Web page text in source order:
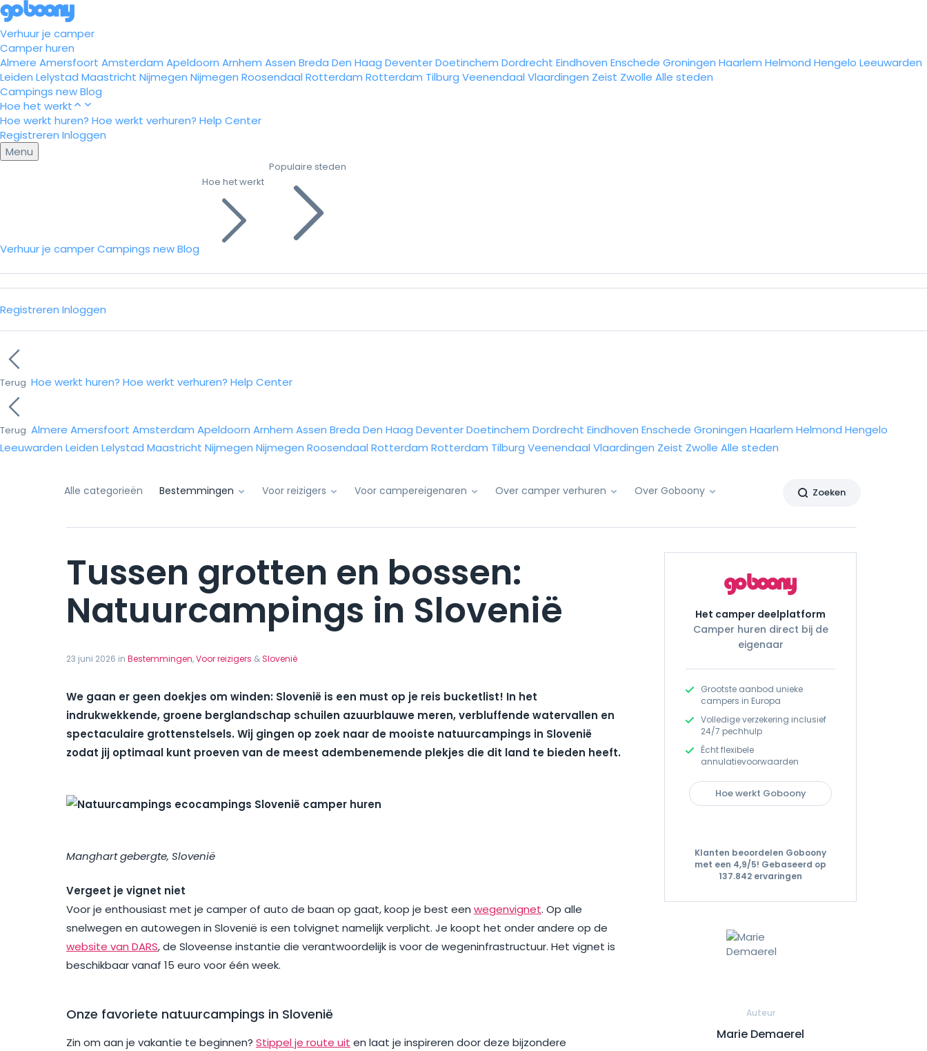
Verhuur je camper
Camper huren
Almere Amersfoort Amsterdam Apeldoorn Arnhem Assen Breda Den Haag DeventerDoetinchem Dordrecht Eindhoven Enschede Groningen Haarlem Helmond Hengelo Leeuwarden
Leiden Lelystad Maastricht Nijmegen Nijmegen Roosendaal Rotterdam Rotterdam Tilburg Veenendaal Vlaardingen Zeist Zwolle Alle steden
Campings newBlog
Hoe het werkt
Hoe werkt huren? Hoe werkt verhuren? Help Center
Registreren Inloggen
Menu
Verhuur je camperCampings newBlog
Hoe het werkt
Populaire steden
Registreren Inloggen
Terug Hoe werkt huren? Hoe werkt verhuren? Help Center
Terug Almere Amersfoort Amsterdam Apeldoorn Arnhem Assen Breda Den Haag DeventerDoetinchem Dordrecht Eindhoven Enschede Groningen Haarlem Helmond Hengelo
Leeuwarden Leiden Lelystad Maastricht Nijmegen Nijmegen Roosendaal Rotterdam Rotterdam Tilburg Veenendaal Vlaardingen Zeist Zwolle Alle steden
Zoeken
Alle categorieën Bestemmingen Voor reizigers Voor campereigenaren Over camper verhuren Over Goboony
Tussen grotten en bossen:
Natuurcampings in Slovenië
23 juni 2026 in Bestemmingen,Voor reizigers &Slovenië
We gaan er geen doekjes om winden: Slovenië is een must op je reis bucketlist! In het
indrukwekkende, groene berglandschap schuilen azuurblauwe meren, verbluffende watervallen en
spectaculaire grottenstelsels. Wij gingen op zoek naar de mooiste natuurcampings in Slovenië
zodat jij optimaal kunt proeven van de meest adembenemende plekjes die dit land te bieden heeft.
Manghart gebergte, Slovenië
Vergeet je vignet niet
Voor je enthousiast met je camper of auto de baan op gaat, koop je best een wegenvignet. Op alle
snelwegen en autowegen in Slovenië is een tolvignet namelijk verplicht. Je koopt het onder andere op de
website van DARS, de Sloveense instantie die verantwoordelijk is voor de wegeninfrastructuur. Het vignet is
beschikbaar vanaf 15 euro voor één week.
Onze favoriete natuurcampings in Slovenië
Zin om aan je vakantie te beginnen? Stippel je route uit en laat je inspireren door deze bijzondere
Het camper deelplatform
Camper huren direct bij de
eigenaar
Grootste aanbod unieke
campers in Europa
Volledige verzekering inclusief
24/7 pechhulp
Écht flexibele
annulatievoorwaarden
Hoe werkt Goboony
Klanten beoordelen Goboony
met een 4,9/5! Gebaseerd op
137.842 ervaringen
Auteur
Marie Demaerel